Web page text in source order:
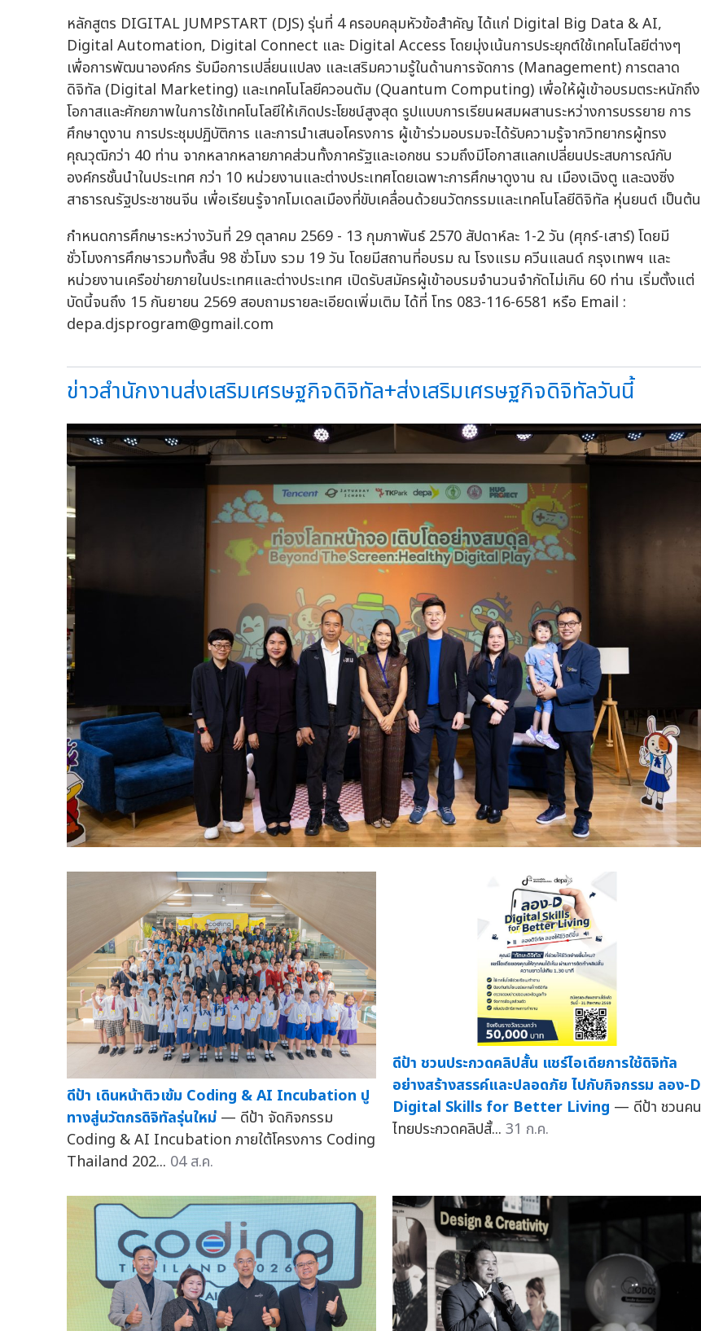
หลักสูตร DIGITAL JUMPSTART (DJS) รุ่นที่ 4 ครอบคลุมหัวข้อสำคัญ ได้แก่ Digital Big Data & AI,
Digital Automation, Digital Connect และ Digital Access โดยมุ่งเน้นการประยุกต์ใช้เทคโนโลยีต่างๆ
เพื่อการพัฒนาองค์กร รับมือการเปลี่ยนแปลง และเสริมความรู้ในด้านการจัดการ (Management) การตลาด
ดิจิทัล (Digital Marketing) และเทคโนโลยีควอนตัม (Quantum Computing) เพื่อให้ผู้เข้าอบรมตระหนักถึง
โอกาสและศักยภาพในการใช้เทคโนโลยีให้เกิดประโยชน์สูงสุด รูปแบบการเรียนผสมผสานระหว่างการบรรยาย การ
ศึกษาดูงาน การประชุมปฏิบัติการ และการนำเสนอโครงการ ผู้เข้าร่วมอบรมจะได้รับความรู้จากวิทยากรผู้ทรง
คุณวุฒิกว่า 40 ท่าน จากหลากหลายภาคส่วนทั้งภาครัฐและเอกชน รวมถึงมีโอกาสแลกเปลี่ยนประสบการณ์กับ
องค์กรชั้นนำในประเทศ กว่า 10 หน่วยงานและต่างประเทศโดยเฉพาะการศึกษาดูงาน ณ เมืองเฉิงตู และฉงซิ่ง
สาธารณรัฐประชาชนจีน เพื่อเรียนรู้จากโมเดลเมืองที่ขับเคลื่อนด้วยนวัตกรรมและเทคโนโลยีดิจิทัล หุ่นยนต์ เป็นต้น
กำหนดการศึกษาระหว่างวันที่ 29 ตุลาคม 2569 - 13 กุมภาพันธ์ 2570 สัปดาห์ละ 1-2 วัน (ศุกร์-เสาร์) โดยมี
ชั่วโมงการศึกษารวมทั้งสิ้น 98 ชั่วโมง รวม 19 วัน โดยมีสถานที่อบรม ณ โรงแรม ควีนแลนด์ กรุงเทพฯ และ
หน่วยงานเครือข่ายภายในประเทศและต่างประเทศ เปิดรับสมัครผู้เข้าอบรมจำนวนจำกัดไม่เกิน 60 ท่าน เริ่มตั้งแต่
บัดนี้จนถึง 15 กันยายน 2569 สอบถามรายละเอียดเพิ่มเติม ได้ที่ โทร 083-116-6581 หรือ Email :
depa.djsprogram@gmail.com
ข่าวสำนักงานส่งเสริมเศรษฐกิจดิจิทัล+ส่งเสริมเศรษฐกิจดิจิทัลวันนี้
ดีป้า เดินหน้าติวเข้ม Coding & AI Incubation ปู
ทางสู่นวัตกรดิจิทัลรุ่นใหม่ — ดีป้า จัดกิจกรรม
Coding & AI Incubation ภายใต้โครงการ Coding
Thailand 202... 04 ส.ค.
ดีป้า ชวนประกวดคลิปสั้น แชร์ไอเดียการใช้ดิจิทัล
อย่างสร้างสรรค์และปลอดภัย ไปกับกิจกรรม ลอง-D
Digital Skills for Better Living — ดีป้า ชวนคน
ไทยประกวดคลิปสั้... 31 ก.ค.